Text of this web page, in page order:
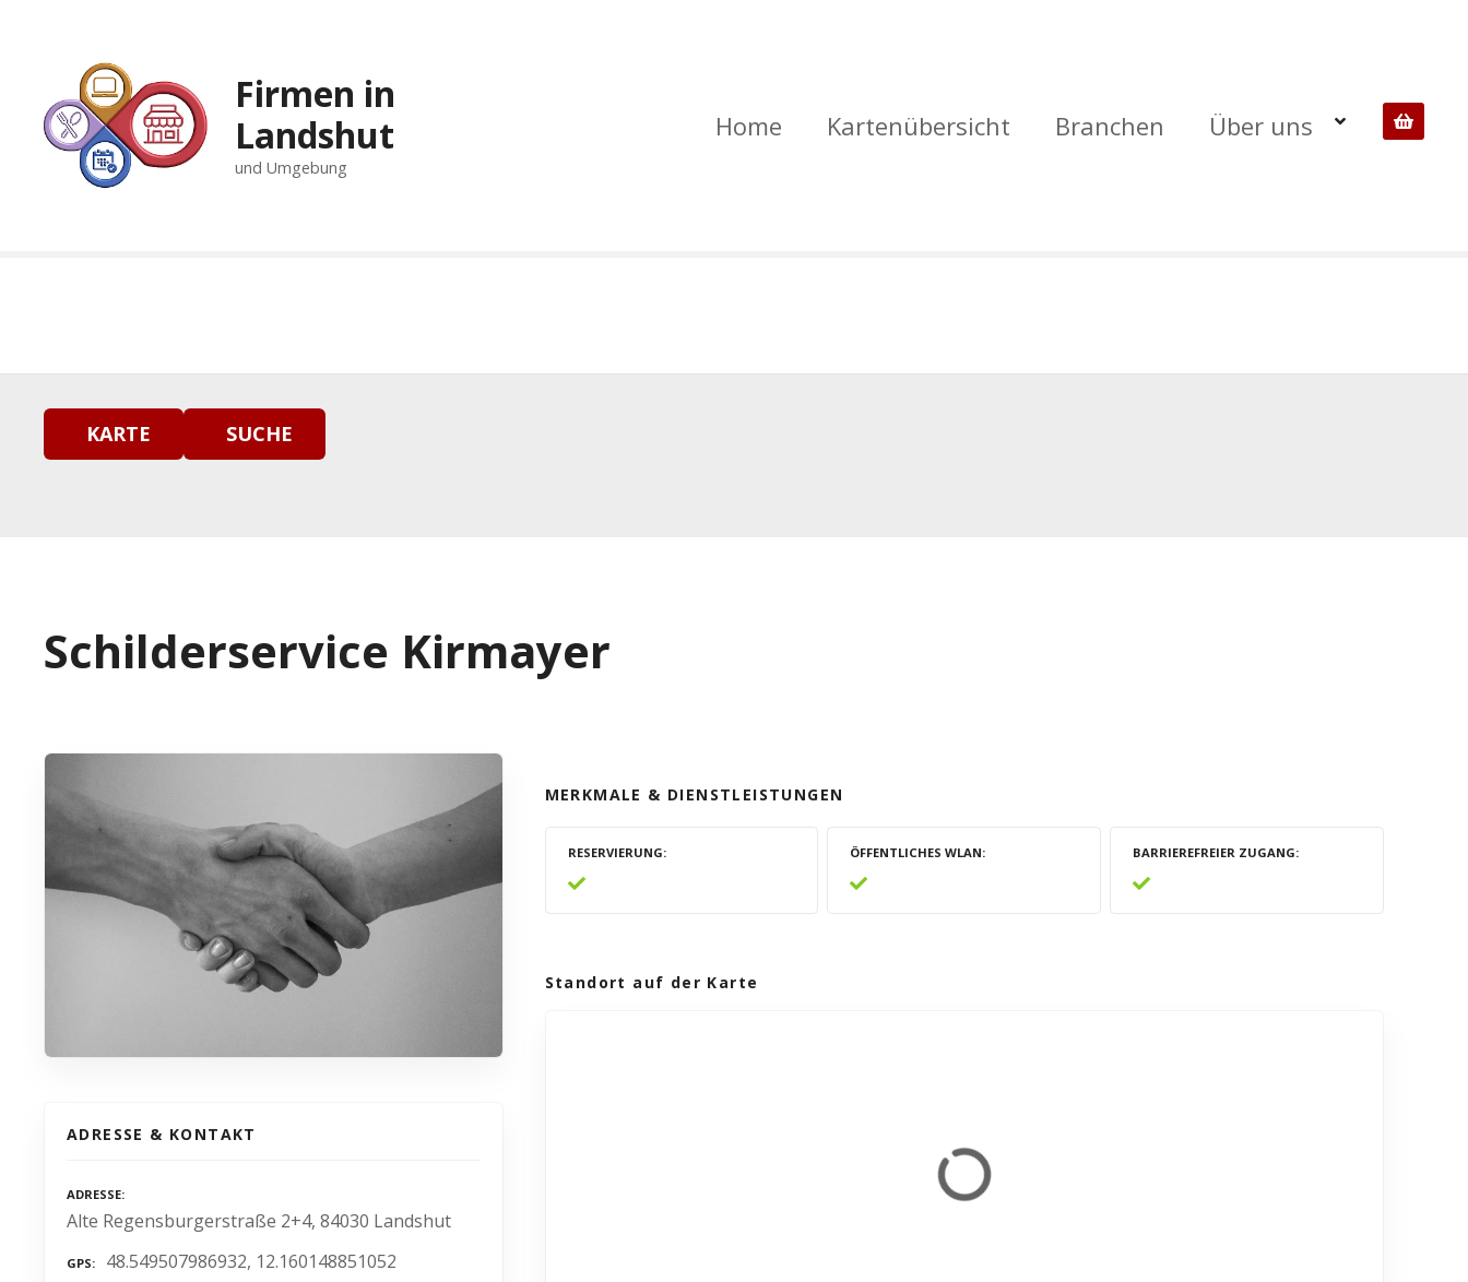
g
Firmen in
Landshut
und Umgebung
Home Kartenübersicht Branchen Über uns
KARTE SUCHE
Schilderservice Kirmayer
ADRESSE & KONTAKT
ADRESSE
Alte Regensburgerstraße 2+4, 84030 Landshut
GPS 48.549507986932, 12.160148851052
MERKMALE & DIENSTLEISTUNGEN
RESERVIERUNG ÖFFENTLICHES WLAN BARRIEREFREIER ZUGANG
Standort auf der Karte